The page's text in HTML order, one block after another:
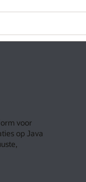
voor
op Java